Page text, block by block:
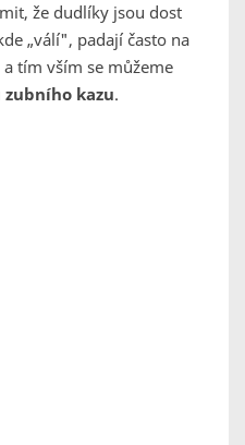
že dudlíky jsou dost
„válí", padají často na
tím vším se můžeme
zubního kazu.